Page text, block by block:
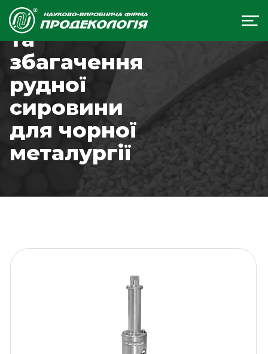
Добування
та
збагачення
рудної
сировини
для чорної
металургії